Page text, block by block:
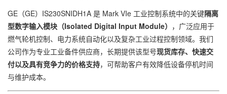
GE（GE）IS230SNIDH1A 是 Mark VIe 工业控制系统中的关键隔离
型数字输入模块（Isolated Digital Input Module） ，广泛应用于
燃气轮机控制、电力系统自动化以及复杂工业过程控制领域。我们
公司作为专业工业备件供应商，长期提供该型号现货库存、快速交
付以及具有竞争力的价格支持，可帮助客户有效降低设备停机时间
与维护成本。